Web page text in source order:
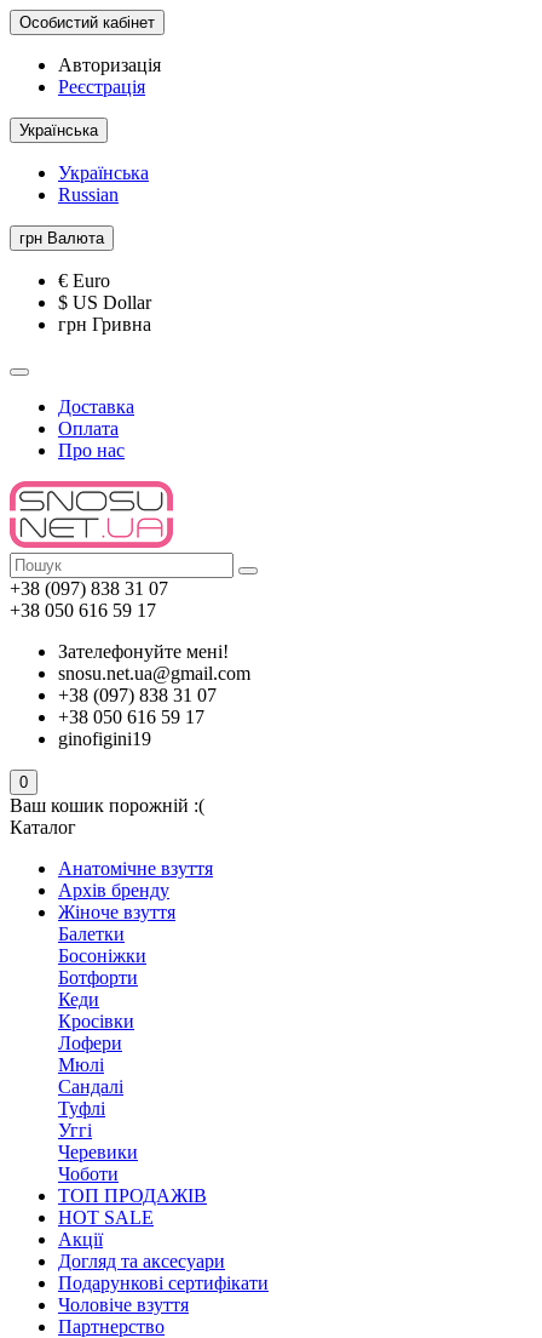
Особистий кабінет
Авторизація
Реєстрація
Українська
Українська
Russian
грн Валюта
€ Euro
$ US Dollar
грн Гривна
Доставка
Оплата
Про нас
+38 (097) 838 31 07
+38 050 616 59 17
Зателефонуйте мені!
snosu.net.ua@gmail.com
+38 (097) 838 31 07
+38 050 616 59 17
ginofigini19
0
Ваш кошик порожній :(
Каталог
Анатомічне взуття
Архів бренду
Жіноче взуття
Балетки
Босоніжки
Ботфорти
Кеди
Кросівки
Лофери
Мюлі
Сандалі
Туфлі
Уггі
Черевики
Чоботи
ТОП ПРОДАЖІВ
HOT SALE
Акції
Догляд та аксесуари
Подарункові сертифікати
Чоловіче взуття
Партнерство